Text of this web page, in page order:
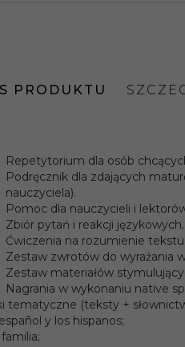
PRODUKTU
Repetytorium dla osób
Podręcznik dla zdających
nauczyciela).
Pomoc dla nauczycieli i
Zbiór pytań i reakcji językowych.
Ćwiczenia na rozumienie
Zestaw zwrotów do wyrażania
Zestaw materiałów
Nagrania w wykonaniu native
tematyczne (teksty +
y los hispanos;
Ivan Medel Lopez,
2015
miękka